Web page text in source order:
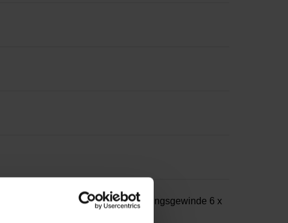
mm, mit beidseitigem Befestigungsgewinde 6 x